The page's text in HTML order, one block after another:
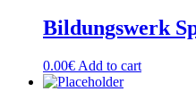
Bildungswerk
0.00€ Add to cart